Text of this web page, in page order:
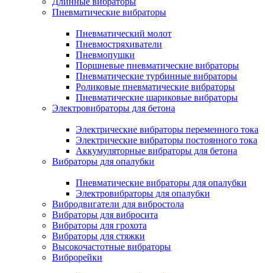
Пневматические вибраторы
Пневматический молот
Пневмостряхиватели
Пневмопушки
Поршневые пневматические вибраторы
Пневматические турбинные вибраторы
Роликовые пневматические вибраторы
Пневматические шариковые вибраторы
Электровибраторы для бетона
Электрические вибраторы переменного тока
Электрические вибраторы постоянного тока
Аккумуляторные вибраторы для бетона
Вибраторы для опалубки
Пневматические вибраторы для опалубки
Электровибраторы для опалубки
Вибродвигатели для вибростола
Вибраторы для вибросита
Вибраторы для грохота
Вибраторы для стяжки
Высокочастотные вибраторы
Виброрейки